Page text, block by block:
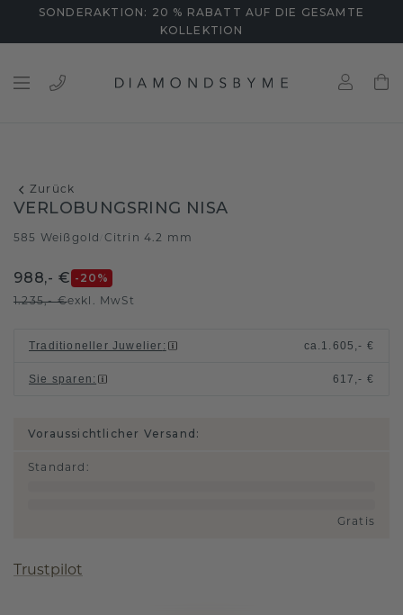
SONDERAKTION: 20 % RABATT AUF DIE GESAMTE
KOLLEKTION
Zurück
VERLOBUNGSRING NISA
585 Weißgold Citrin 4.2 mm
988,- € -20 %
1.235,- €exkl. MwSt
Traditioneller Juwelier : ca. 1.605,- €
Sie sparen : 617,- €
Voraussichtlicher Versand:
Standard :
Gratis
Trustpilot